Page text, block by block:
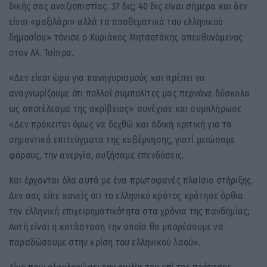
δικής σας αναξιοπιστίας. 37 δις; 40 δις είναι σήμερα και δεν
είναι «μαξιλάρι» αλλά τα αποθεματικά του ελληνικού
δημοσίου» τόνισε ο Κυριάκος Μητσοτάκης απευθυνόμενος
στον Αλ. Τσίπρα.
«Δεν είναι ώρα για πανηγυρισμούς και πρέπει να
αναγνωρίζουμε ότι πολλοί συμπολίτες μας περνάνε δύσκολα
ως αποτέλεσμα της ακρίβειας» συνέχισε και συμπλήρωσε
«Δεν πρόκειται όμως να δεχθώ και άδικη κριτική για τα
σημαντικά επιτεύγματα της κυβέρνησης, γιατί μειώσαμε
φόρους, την ανεργία, αυξήσαμε επενδύσεις.
Και έρχονται όλα αυτά με ένα πρωτοφανές πλαίσιο στήριξης.
Δεν σας είπε κανείς ότι το ελληνικό κράτος κράτησε όρθια
την ελληνική επιχειρηματικότητα στα χρόνια της πανδημίας;
Αυτή είναι η κατάσταση την οποία θα μπορέσουμε να
παραδώσουμε στην κρίση του ελληνικού λαού».